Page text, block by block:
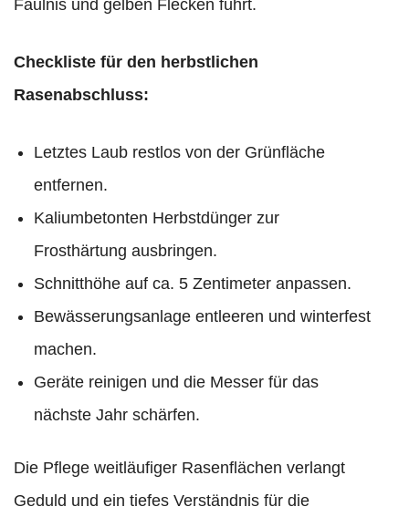
Fäulnis und gelben Flecken führt.
Checkliste für den herbstlichen
Rasenabschluss:
Letztes Laub restlos von der Grünfläche
entfernen.
Kaliumbetonten Herbstdünger zur
Frosthärtung ausbringen.
Schnitthöhe auf ca. 5 Zentimeter anpassen.
Bewässerungsanlage entleeren und winterfest
machen.
Geräte reinigen und die Messer für das
nächste Jahr schärfen.
Die Pflege weitläufiger Rasenflächen verlangt
Geduld und ein tiefes Verständnis für die